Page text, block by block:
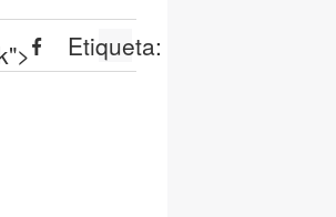
Etiqueta: